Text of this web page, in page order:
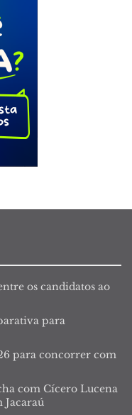
os candidatos ao
para
para concorrer com
com Cícero Lucena